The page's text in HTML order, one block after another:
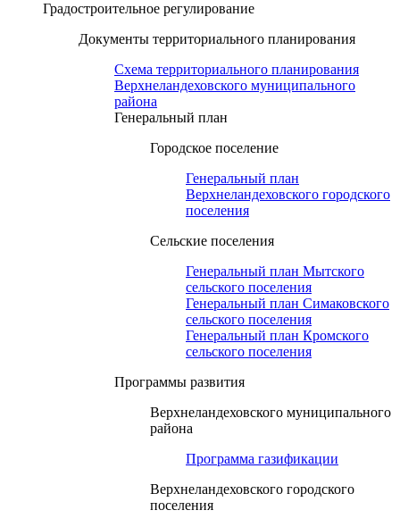
Градостроительное регулирование
Документы территориального планирования
Схема территориального планирования
Верхнеландеховского муниципального
района
Генеральный план
Городское поселение
Генеральный план
Верхнеландеховского городского
поселения
Сельские поселения
Генеральный план Мытского
сельского поселения
Генеральный план Симаковского
сельского поселения
Генеральный план Кромского
сельского поселения
Программы развития
Верхнеландеховского муниципального
района
Программа газификации
Верхнеландеховского городского
поселения